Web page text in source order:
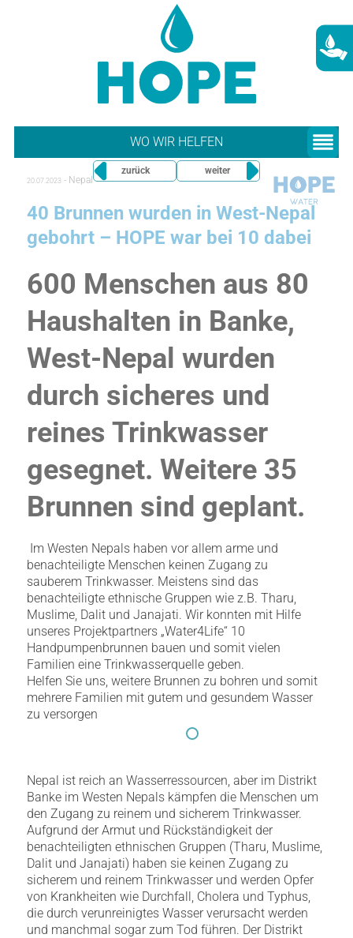
WO WIR HELFEN
zurück weiter
20.07.2023 - Nepal
40 Brunnen wurden in West-Nepal
gebohrt – HOPE war bei 10 dabei
600 Menschen aus 80
Haushalten in Banke,
West-Nepal wurden
durch sicheres und
reines Trinkwasser
gesegnet. Weitere 35
Brunnen sind geplant.
Im Westen Nepals haben vor allem arme und
benachteiligte Menschen keinen Zugang zu
sauberem Trinkwasser. Meistens sind das
benachteiligte ethnische Gruppen wie z.B. Tharu,
Muslime, Dalit und Janajati. Wir konnten mit Hilfe
unseres Projektpartners „Water4Life“ 10
Handpumpenbrunnen bauen und somit vielen
Familien eine Trinkwasserquelle geben.
Helfen Sie uns, weitere Brunnen zu bohren und somit
mehrere Familien mit gutem und gesundem Wasser
zu versorgen
Nepal ist reich an Wasserressourcen, aber im Distrikt
Banke im Westen Nepals kämpfen die Menschen um
den Zugang zu reinem und sicherem Trinkwasser.
Aufgrund der Armut und Rückständigkeit der
benachteiligten ethnischen Gruppen (Tharu, Muslime,
Dalit und Janajati) haben sie keinen Zugang zu
sicherem und reinem Trinkwasser und werden Opfer
von Krankheiten wie Durchfall, Cholera und Typhus,
die durch verunreinigtes Wasser verursacht werden
und manchmal sogar zum Tod führen. Der Distrikt